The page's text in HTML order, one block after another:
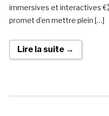
immersives et interactives
promet d’en mettre plein […]
Lire la suite →